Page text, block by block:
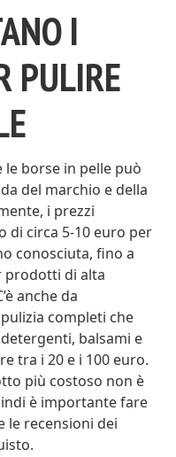
I
PULIRE
borse in pelle può
del marchio e della
i prezzi
di circa 5-10 euro per
conosciuta, fino a
prodotti di alta
anche da
completi che
balsami e
tra i 20 e i 100 euro.
più costoso non è
è importante fare
le recensioni dei